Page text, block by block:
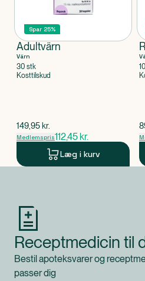
Spar 25%
Adultvärn
Värn
30 stk
Kosttilskud
$gammel pris
149,95 kr.
Medlemspris112,45 kr.
Læg i kurv
$
Receptmedicin til
Bestil apoteksvarer og
passer dig